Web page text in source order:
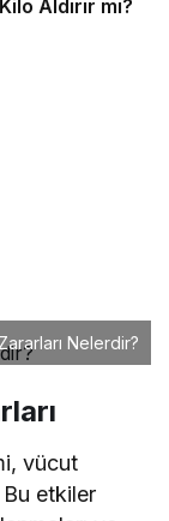
Aldırır mı?
Nelerdir?
vücut
etkiler